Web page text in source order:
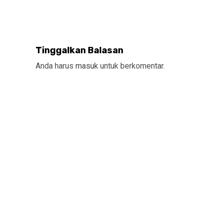
Tinggalkan Balasan
Anda harus masuk untuk berkomentar.